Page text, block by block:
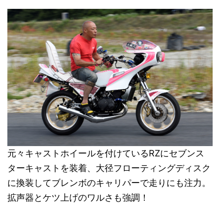
元々キャストホイールを付けているRZにセブンス
ターキャストを装着、大径フローティングディスク
に換装してブレンボのキャリパーで走りにも注力。
拡声器とケツ上げのワルさも強調！